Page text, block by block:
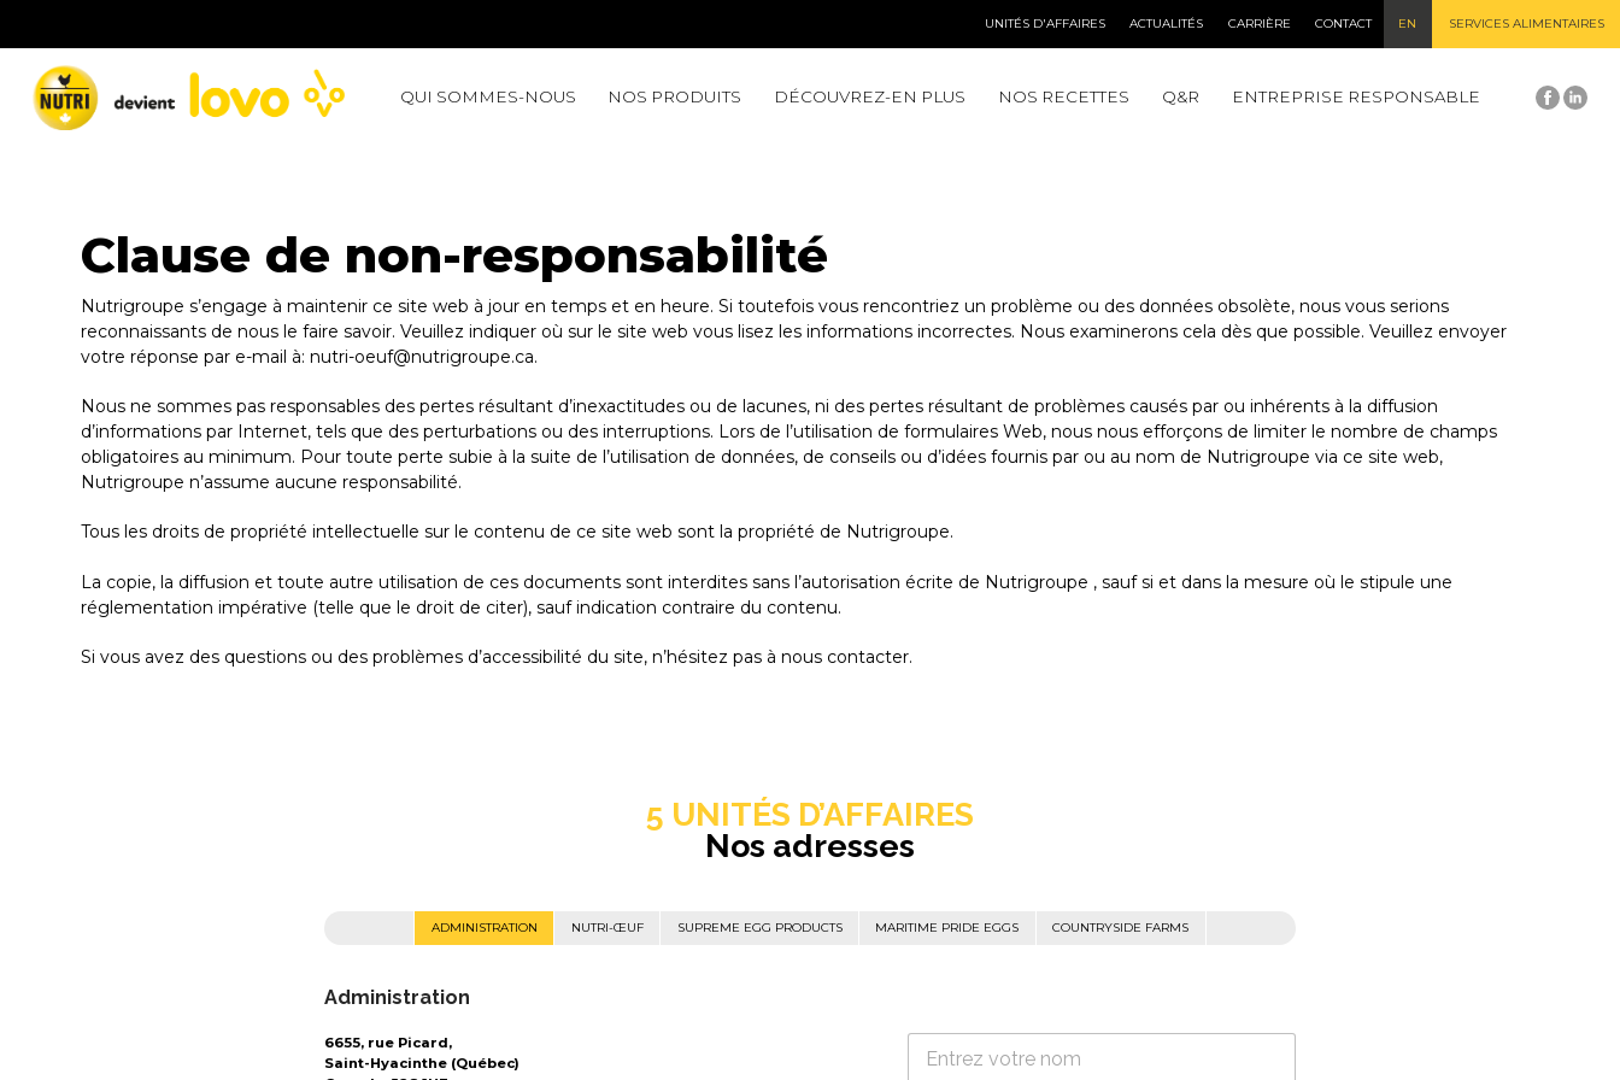
UNITÉS D'AFFAIRES ACTUALITÉS CARRIÈRE CONTACT EN SERVICES ALIMENTAIRES
QUI SOMMES-NOUS NOS PRODUITS DÉCOUVREZ-EN PLUS NOS RECETTES Q&R ENTREPRISE RESPONSABLE
Clause de non-responsabilité
Nutrigroupe s’engage à maintenir ce site web à jour en temps et en heure. Si toutefois vous rencontriez un problème ou des données obsolète, nous vous serions
reconnaissants de nous le faire savoir. Veuillez indiquer où sur le site web vous lisez les informations incorrectes. Nous examinerons cela dès que possible. Veuillez envoyer
votre réponse par e-mail à:nutri-oeuf@nutrigroupe.ca.
Nous ne sommes pas responsables des pertes résultant d’inexactitudes ou de lacunes, ni des pertes résultant de problèmes causés par ou inhérents à la diffusion
d’informations par Internet, tels que des perturbations ou des interruptions. Lors de l’utilisation de formulaires Web, nous nous efforçons de limiter le nombre de champs
obligatoires au minimum. Pour toute perte subie à la suite de l’utilisation de données, de conseils ou d’idées fournis par ou au nom de Nutrigroupe via ce site web,
Nutrigroupe n’assume aucune responsabilité.
Tous les droits de propriété intellectuelle sur le contenu de ce site web sont la propriété de Nutrigroupe.
La copie, la diffusion et toute autre utilisation de ces documents sont interdites sans l’autorisation écrite de Nutrigroupe , sauf si et dans la mesure où le stipule une
réglementation impérative (telle que le droit de citer), sauf indication contraire du contenu.
Si vous avez des questions ou des problèmes d’accessibilité du site, n’hésitez pas à nous contacter.
5 UNITÉS D’AFFAIRES
Nos adresses
ADMINISTRATION NUTRI-ŒUF SUPREME EGG PRODUCTS MARITIME PRIDE EGGS COUNTRYSIDE FARMS
Administration
6655, rue Picard,
Saint-Hyacinthe (Québec)
N